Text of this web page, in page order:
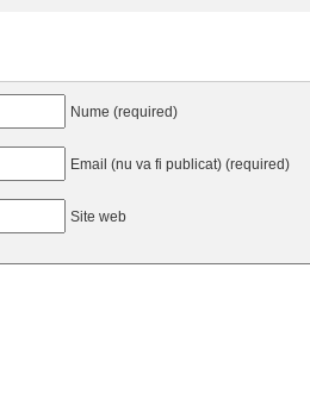
Nume (required)
Email (nu va fi publicat) (required)
Site web